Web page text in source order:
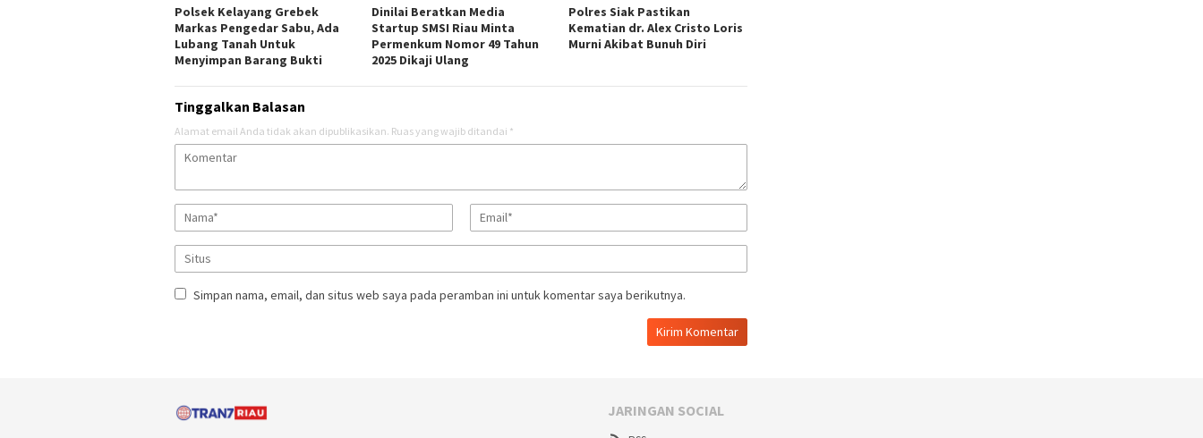
Polsek Kelayang Grebek
Markas Pengedar Sabu, Ada
Lubang Tanah Untuk
Menyimpan Barang Bukti
Dinilai Beratkan Media
Startup SMSI Riau Minta
Permenkum Nomor 49 Tahun
2025 Dikaji Ulang
Polres Siak Pastikan
Kematian dr. Alex Cristo Loris
Murni Akibat Bunuh Diri
Tinggalkan Balasan
Alamat email Anda tidak akan dipublikasikan. Ruas yang wajib ditandai *
Simpan nama, email, dan situs web saya pada peramban ini untuk komentar saya berikutnya.
JARINGAN SOCIAL